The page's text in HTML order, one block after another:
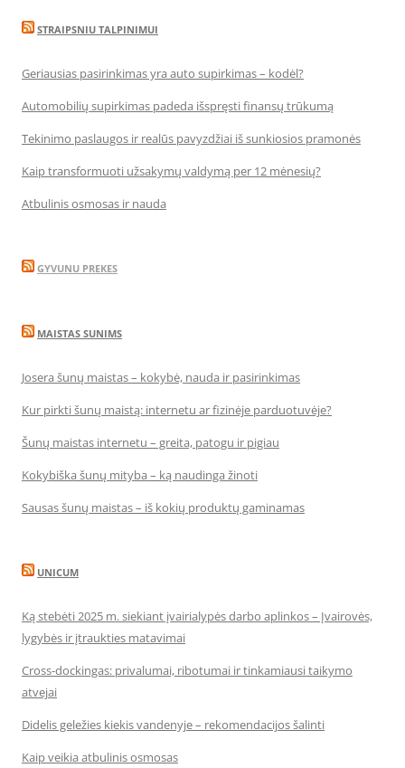
STRAIPSNIU TALPINIMUI
Geriausias pasirinkimas yra auto supirkimas – kodėl?
Automobilių supirkimas padeda išspręsti finansų trūkumą
Tekinimo paslaugos ir realūs pavyzdžiai iš sunkiosios pramonės
Kaip transformuoti užsakymų valdymą per 12 mėnesių?
Atbulinis osmosas ir nauda
GYVUNU PREKES
MAISTAS SUNIMS
Josera šunų maistas – kokybė, nauda ir pasirinkimas
Kur pirkti šunų maistą: internetu ar fizinėje parduotuvėje?
Šunų maistas internetu – greita, patogu ir pigiau
Kokybiška šunų mityba – ką naudinga žinoti
Sausas šunų maistas – iš kokių produktų gaminamas
UNICUM
Ką stebėti 2025 m. siekiant įvairialypės darbo aplinkos – Įvairovės,
lygybės ir įtraukties matavimai
Cross-dockingas: privalumai, ribotumai ir tinkamiausi taikymo
atvejai
Didelis geležies kiekis vandenyje – rekomendacijos šalinti
Kaip veikia atbulinis osmosas